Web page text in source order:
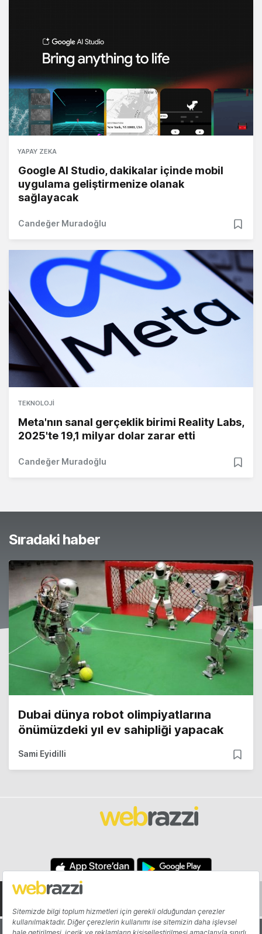
YAPAY ZEKA
Google AI Studio, dakikalar içinde mobil
uygulama geliştirmenize olanak
sağlayacak
Candeğer Muradoğlu
TEKNOLOJI
Meta'nın sanal gerçeklik birimi Reality Labs,
2025'te 19,1 milyar dolar zarar etti
Candeğer Muradoğlu
Sıradaki haber
Dubai dünya robot olimpiyatlarına
önümüzdeki yıl ev sahipliği yapacak
Sami Eyidilli